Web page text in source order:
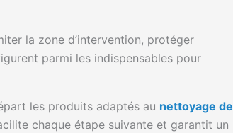
la zone d’intervention, protéger
parmi les indispensables pour
les produits adaptés au nettoyage de
chaque étape suivante et garantit un